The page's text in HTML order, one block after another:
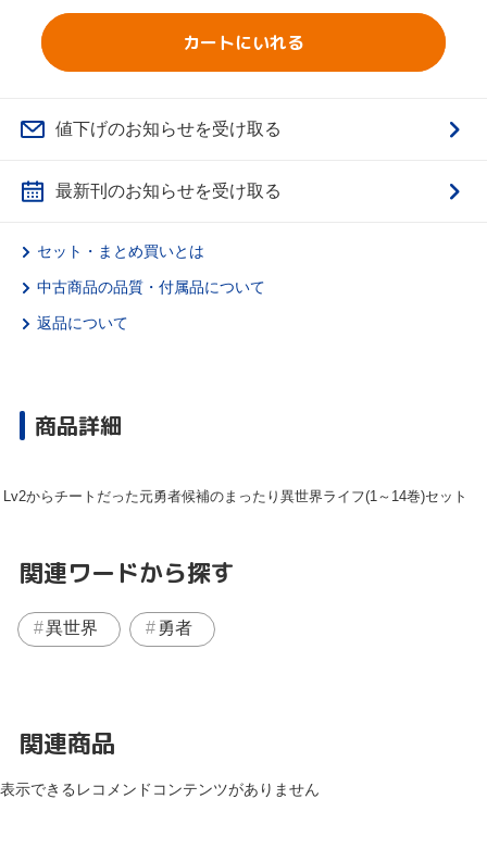
カートにいれる
値下げのお知らせを受け取る
最新刊のお知らせを受け取る
セット・まとめ買いとは
中古商品の品質・付属品について
返品について
商品詳細
からチートだった元勇者候補のまったり異世界ライフ(1～14巻)セット
関連ワードから探す
異世界 勇者
関連商品
表示できるレコメンドコンテンツがありません